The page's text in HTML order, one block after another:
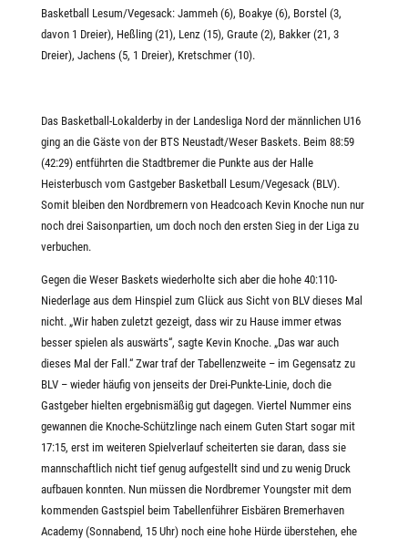
Basketball Lesum/Vegesack: Jammeh (6), Boakye (6), Borstel (3,
davon 1 Dreier), Heßling (21), Lenz (15), Graute (2), Bakker (21, 3
Dreier), Jachens (5, 1 Dreier), Kretschmer (10).
Das Basketball-Lokalderby in der Landesliga Nord der männlichen U16
ging an die Gäste von der BTS Neustadt/Weser Baskets. Beim 88:59
(42:29) entführten die Stadtbremer die Punkte aus der Halle
Heisterbusch vom Gastgeber Basketball Lesum/Vegesack (BLV).
Somit bleiben den Nordbremern von Headcoach Kevin Knoche nun nur
noch drei Saisonpartien, um doch noch den ersten Sieg in der Liga zu
verbuchen.
Gegen die Weser Baskets wiederholte sich aber die hohe 40:110-
Niederlage aus dem Hinspiel zum Glück aus Sicht von BLV dieses Mal
nicht. „Wir haben zuletzt gezeigt, dass wir zu Hause immer etwas
besser spielen als auswärts“, sagte Kevin Knoche. „Das war auch
dieses Mal der Fall.“ Zwar traf der Tabellenzweite – im Gegensatz zu
BLV – wieder häufig von jenseits der Drei-Punkte-Linie, doch die
Gastgeber hielten ergebnismäßig gut dagegen. Viertel Nummer eins
gewannen die Knoche-Schützlinge nach einem Guten Start sogar mit
17:15, erst im weiteren Spielverlauf scheiterten sie daran, dass sie
mannschaftlich nicht tief genug aufgestellt sind und zu wenig Druck
aufbauen konnten. Nun müssen die Nordbremer Youngster mit dem
kommenden Gastspiel beim Tabellenführer Eisbären Bremerhaven
Academy (Sonnabend, 15 Uhr) noch eine hohe Hürde überstehen, ehe